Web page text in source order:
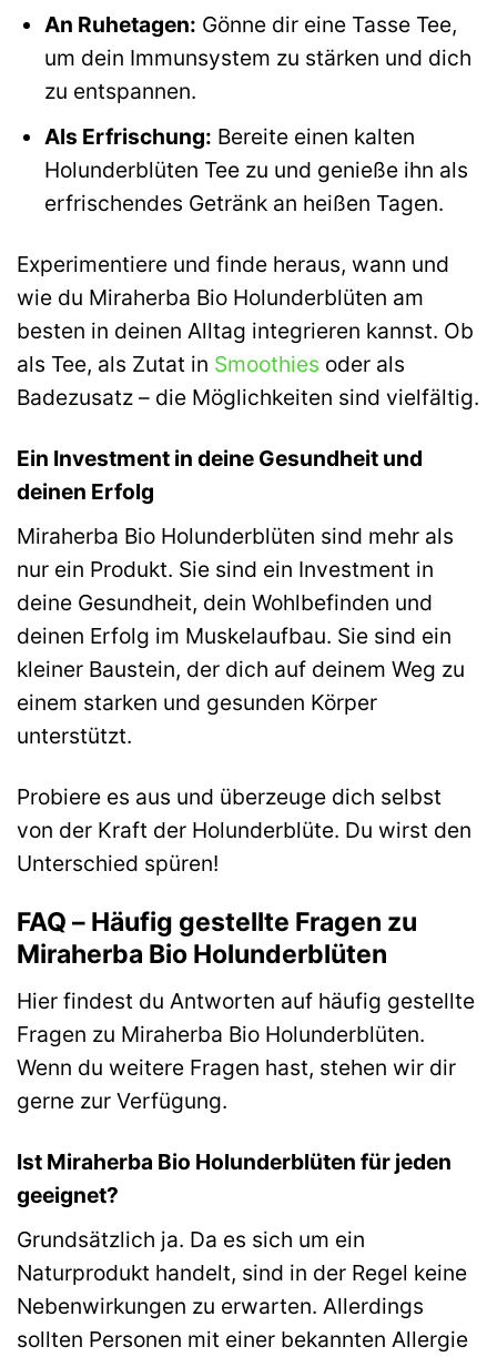
An Ruhetagen: Gönne dir eine Tasse Tee,
um dein Immunsystem zu stärken und dich
zu entspannen.
Als Erfrischung: Bereite einen kalten
Holunderblüten Tee zu und genieße ihn als
erfrischendes Getränk an heißen Tagen.
Experimentiere und finde heraus, wann und
wie du Miraherba Bio Holunderblüten am
besten in deinen Alltag integrieren kannst. Ob
als Tee, als Zutat in Smoothies oder als
Badezusatz – die Möglichkeiten sind vielfältig.
Ein Investment in deine Gesundheit und
deinen Erfolg
Miraherba Bio Holunderblüten sind mehr als
nur ein Produkt. Sie sind ein Investment in
deine Gesundheit, dein Wohlbefinden und
deinen Erfolg im Muskelaufbau. Sie sind ein
kleiner Baustein, der dich auf deinem Weg zu
einem starken und gesunden Körper
unterstützt.
Probiere es aus und überzeuge dich selbst
von der Kraft der Holunderblüte. Du wirst den
Unterschied spüren!
FAQ – Häufig gestellte Fragen zu
Miraherba Bio Holunderblüten
Hier findest du Antworten auf häufig gestellte
Fragen zu Miraherba Bio Holunderblüten.
Wenn du weitere Fragen hast, stehen wir dir
gerne zur Verfügung.
Ist Miraherba Bio Holunderblüten für jeden
geeignet?
Grundsätzlich ja. Da es sich um ein
Naturprodukt handelt, sind in der Regel keine
Nebenwirkungen zu erwarten. Allerdings
sollten Personen mit einer bekannten Allergie